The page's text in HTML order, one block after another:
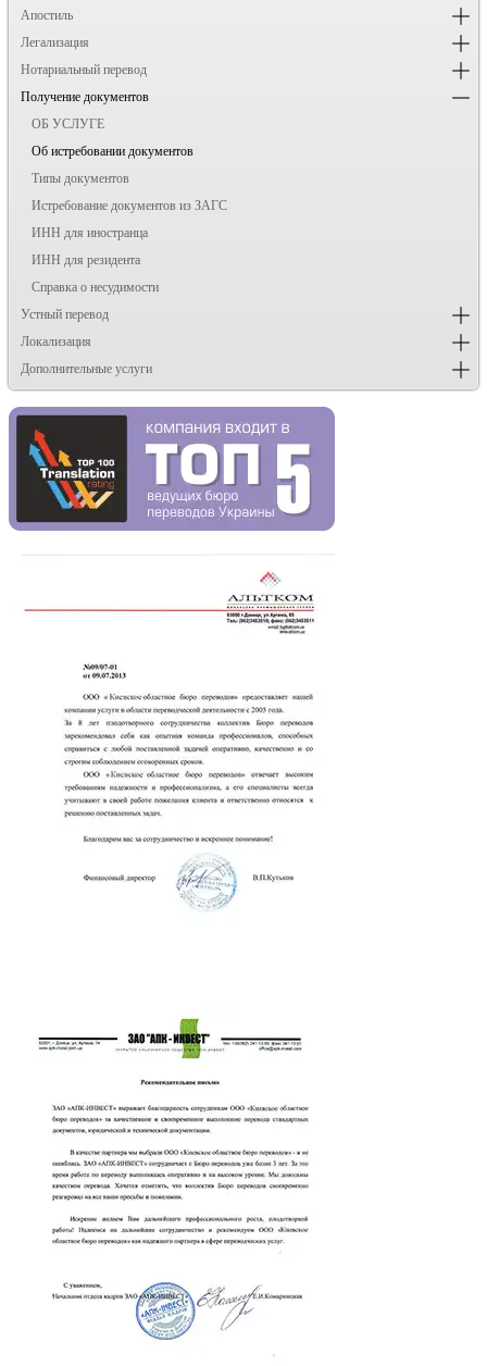
Апостиль
Легализация
Нотариальный перевод
Получение документов
ОБ УСЛУГЕ
Об истребовании документов
Типы документов
Истребование документов из ЗАГС
ИНН для иностранца
ИНН для резидента
Справка о несудимости
Устный перевод
Локализация
Дополнительные услуги